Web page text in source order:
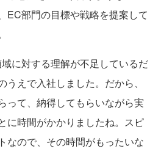
EC部門の目標や戦略を提案して
に対する理解が不足しているだ
えで入社しました。だから、
って、納得してもらいながら実
に時間がかかりましたね。スピ
なので、その時間がもったいな